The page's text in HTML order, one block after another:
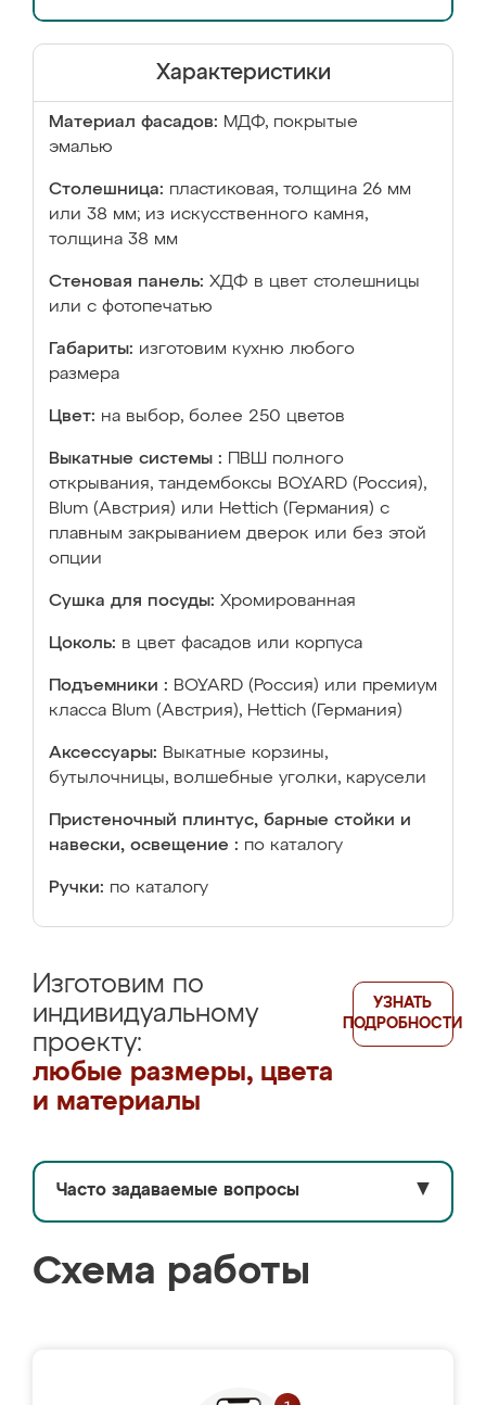
Характеристики
Материал фасадов: МДФ, покрытые
эмалью
Столешница: пластиковая, толщина 26 мм
или 38 мм; из искусственного камня,
толщина 38 мм
Стеновая панель: ХДФ в цвет столешницы
или с фотопечатью
Габариты: изготовим кухню любого
размера
Цвет: на выбор, более 250 цветов
Выкатные системы :
ПВШ полного
открывания, тандембоксы BOYARD (Россия),
Blum (Австрия) или Hettich (Германия) с
плавным закрыванием дверок или без этой
опции
Сушка для посуды: Хромированная
Цоколь: в цвет фасадов или корпуса
Подъемники : BOYARD (Россия) или премиум
класса Blum (Австрия), Hettich (Германия)
Аксессуары: Выкатные корзины,
бутылочницы, волшебные уголки, карусели
Пристеночный плинтус, барные стойки и
навески, освещение : по каталогу
Ручки: по каталогу
Изготовим по
индивидуальному
проекту:
любые размеры, цвета
и материалы
УЗНАТЬ
ПОДРОБНОСТИ
Часто задаваемые вопросы ▼
Схема работы